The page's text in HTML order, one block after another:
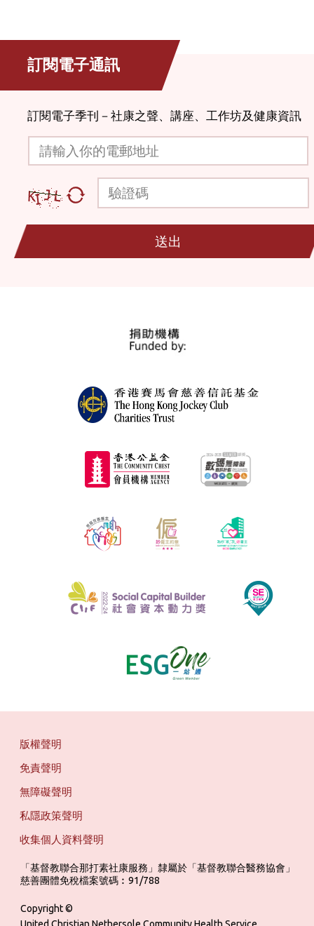
訂閱電子通訊
訂閱電子季刊－社康之聲、講座、工作坊及健康資訊
請輸入你的電郵地址
驗證碼
送出
版權聲明
免責聲明
無障礙聲明
私隱政策聲明
收集個人資料聲明
「基督教聯合那打素社康服務」隸屬於「基督教聯合醫務協會」
慈善團體免稅檔案號碼︰91/788
Copyright ©
United Christian Nethersole Community Health Service.